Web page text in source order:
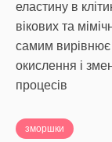
еластину в
вікових та
самим вирівнює
окислення і
процесів
зморшки